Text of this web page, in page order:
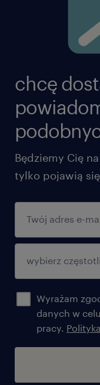
chcę
Będziemy Cię
tylko pojawią
Wyrażam
danych w
pracy.